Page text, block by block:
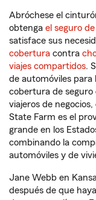
Abróchese el
obtenga el seguro
satisface sus
cobertura contra
viajes compartidos.
de automóviles para
cobertura de seguro
viajeros de
State Farm es el
grande en los
combinando la
automóviles y de
Jane Webb en
después de que